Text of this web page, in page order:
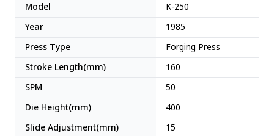
Model
K-250
Year
1985
Press Type
Forging Press
Stroke Length(mm)
160
SPM
50
Die Height(mm)
400
Slide Adjustment(mm)
15